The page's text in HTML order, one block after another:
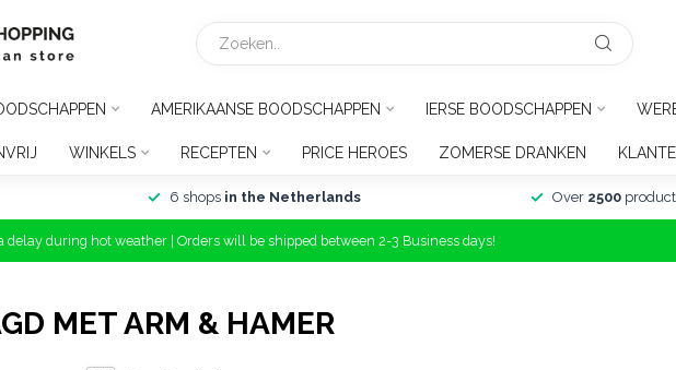
AMERIKAANSE BOODSCHAPPEN IERSE BOODSCHAPPEN
WINKELS RECEPTEN PRICE HEROES ZOMERSE DRANKEN
6 shops in the Netherlands Over 2500
during hot weather | Orders will be shipped between 2-3 Business days!
MET ARM & HAMER